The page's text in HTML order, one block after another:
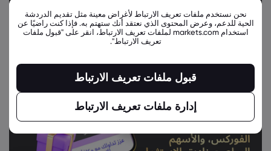
نحن نستخدم ملفات تعريف الارتباط لأغراض معينة مثل تقديم الدردشة
الحية للدعم، وعرض المحتوى الذي نعتقد أنك ستهتم به. فإذا كنت راضيًا عن
استخدام markets.com لملفات تعريف الارتباط، انقر على "قبول ملفات
تعريف الارتباط".
قبول ملفات تعريف الارتباط
إدارة ملفات تعريف الارتباط